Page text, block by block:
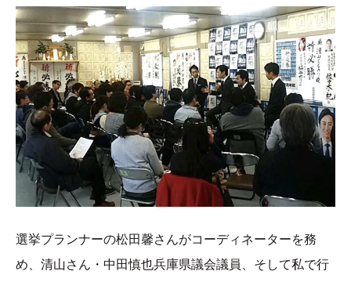
選挙プランナーの松田馨さんがコーディネーターを務
め、清山さん・中田慎也兵庫県議会議員、そして私で行